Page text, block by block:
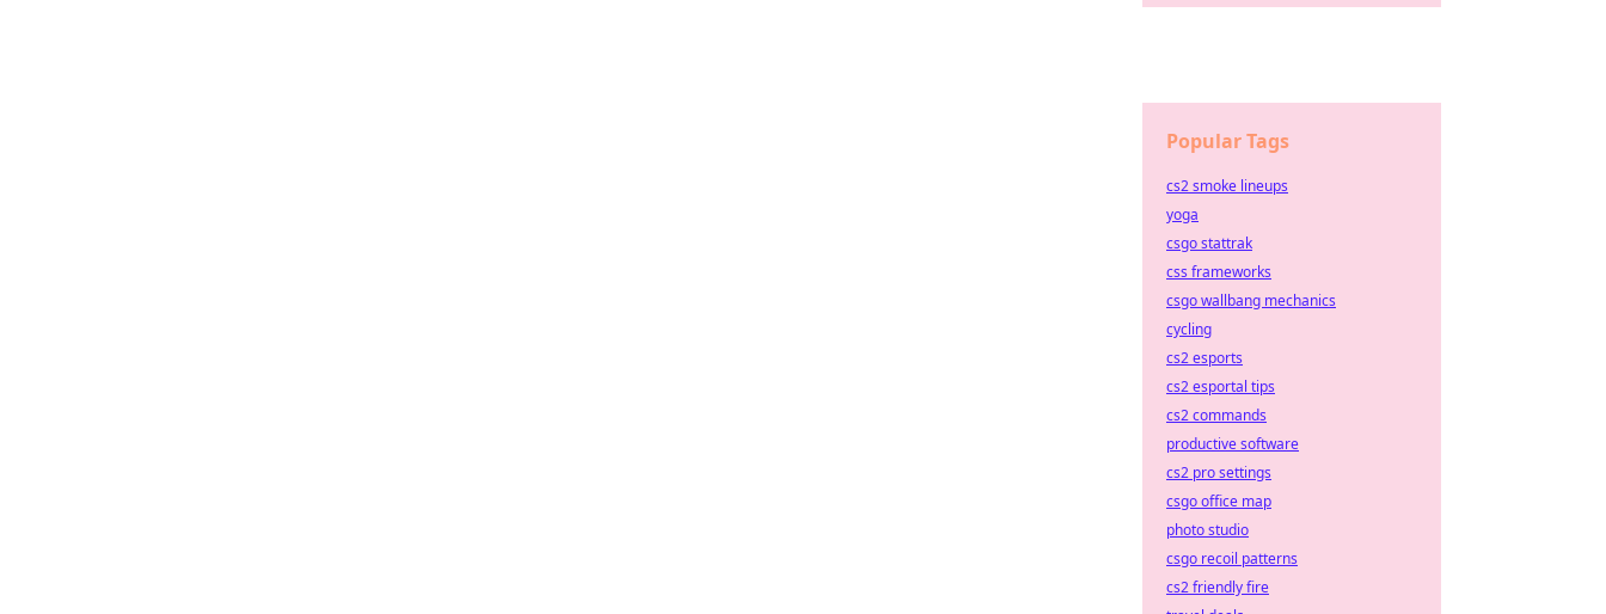
Popular Tags
cs2 smoke lineups
yoga
csgo stattrak
css frameworks
csgo wallbang mechanics
cycling
cs2 esports
cs2 esportal tips
cs2 commands
productive software
cs2 pro settings
csgo office map
photo studio
csgo recoil patterns
cs2 friendly fire